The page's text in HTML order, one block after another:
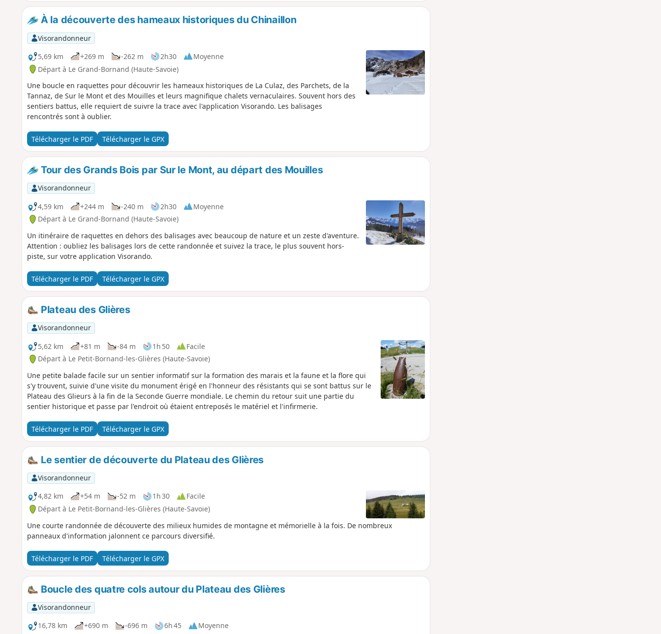
À la découverte des hameaux historiques du Chinaillon
Visorandonneur
5,69 km
+269 m -262 m 2h30
Moyenne
Départ à Le Grand-Bornand (Haute-Savoie)
Une boucle en raquettes pour découvrir les hameaux historiques de La Culaz, des Parchets, de la
Tannaz, de Sur le Mont et des Mouilles et leurs magnifique chalets vernaculaires. Souvent hors des
sentiers battus, elle requiert de suivre la trace avec l'application Visorando. Les balisages
rencontrés sont à oublier.
Télécharger le PDF Télécharger le GPX
Tour des Grands Bois par Sur le Mont, au départ des Mouilles
Visorandonneur
4,59 km
+244 m -240 m 2h30
Moyenne
Départ à Le Grand-Bornand (Haute-Savoie)
Un itinéraire de raquettes en dehors des balisages avec beaucoup de nature et un zeste d'aventure.
Attention : oubliez les balisages lors de cette randonnée et suivez la trace, le plus souvent hors-
piste, sur votre application Visorando.
Télécharger le PDF Télécharger le GPX
Plateau des Glières
Visorandonneur
5,62 km
+81 m -84 m 1h 50
Facile
Départ à Le Petit-Bornand-les-Glières (Haute-Savoie)
Une petite balade facile sur un sentier informatif sur la formation des marais et la faune et la flore qui
s'y trouvent, suivie d'une visite du monument érigé en l'honneur des résistants qui se sont battus sur le
Plateau des Glieurs à la fin de la Seconde Guerre mondiale. Le chemin du retour suit une partie du
sentier historique et passe par l'endroit où étaient entreposés le matériel et l'infirmerie.
Télécharger le PDF Télécharger le GPX
Le sentier de découverte du Plateau des Glières
Visorandonneur
4,82 km
+54 m -52 m 1h 30
Facile
Départ à Le Petit-Bornand-les-Glières (Haute-Savoie)
Une courte randonnée de découverte des milieux humides de montagne et mémorielle à la fois. De nombreux
panneaux d'information jalonnent ce parcours diversifié.
Télécharger le PDF Télécharger le GPX
Boucle des quatre cols autour du Plateau des Glières
Visorandonneur
16,78 km
+690 m -696 m 6h 45
Moyenne